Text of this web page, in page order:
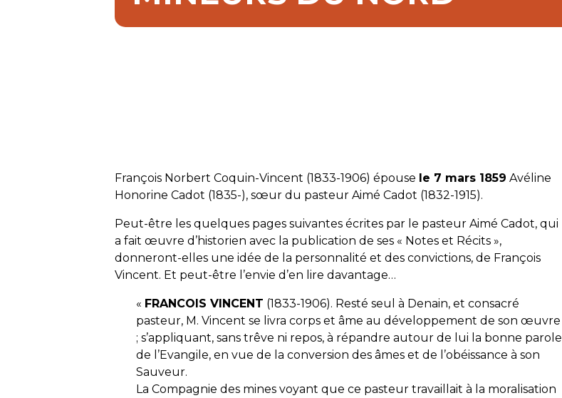
François Norbert Coquin-Vincent (1833-1906) épouse le 7 mars 1859 Avéline
Honorine Cadot (1835-), sœur du pasteur Aimé Cadot (1832-1915).
Peut-être les quelques pages suivantes écrites par le pasteur Aimé Cadot, qui
a fait œuvre d’historien avec la publication de ses « Notes et Récits »,
donneront-elles une idée de la personnalité et des convictions, de François
Vincent. Et peut-être l’envie d’en lire davantage…
« FRANCOIS VINCENT (1833-1906). Resté seul à Denain, et consacré
pasteur, M. Vincent se livra corps et âme au développement de son œuvre
; s’appliquant, sans trêve ni repos, à répandre autour de lui la bonne parole
de l’Evangile, en vue de la conversion des âmes et de l’obéissance à son
Sauveur.
La Compagnie des mines voyant que ce pasteur travaillait à la moralisation